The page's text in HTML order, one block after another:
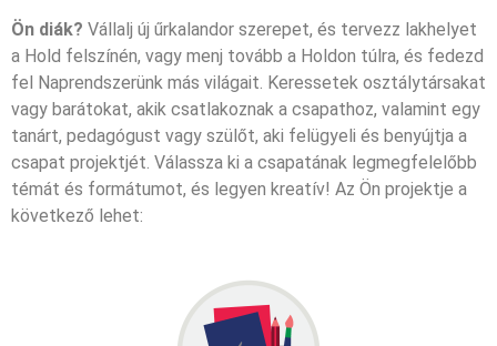
Ön diák? Vállalj új űrkalandor szerepet, és tervezz lakhelyet
a Hold felszínén, vagy menj tovább a Holdon túlra, és fedezd
fel Naprendszerünk más világait. Keressetek osztálytársakat
vagy barátokat, akik csatlakoznak a csapathoz, valamint egy
tanárt, pedagógust vagy szülőt, aki felügyeli és benyújtja a
csapat projektjét. Válassza ki a csapatának legmegfelelőbb
témát és formátumot, és legyen kreatív! Az Ön projektje a
következő lehet: